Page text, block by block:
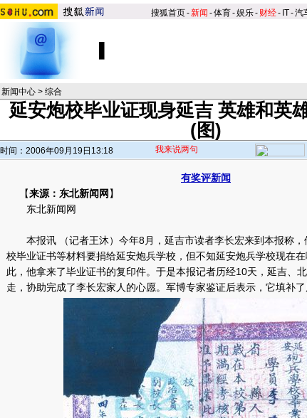
搜狐首页-新闻 -体育-娱乐- 财经- IT-汽
新闻中心 > 综合
延安炮校毕业证现身延吉 英雄和英
(图)
时间：2006年09月19日13:18 我来说两句
有奖评新闻
【来源：东北新闻网 】
东北新闻网
本报讯 （记者王沐）今年8月，延吉市读者李长宏来到本报称，
校毕业证书等材料要捐给延安炮兵学校，但不知延安炮兵学校现在
此，他拿来了毕业证书的复印件。于是本报记者历经10天，延吉、
走，协助完成了李长宏家人的心愿。军博专家鉴证后表示，它填补了